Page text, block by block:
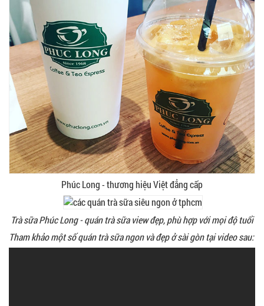
Phúc Long - thương hiệu Việt đẳng cấp
Trà sữa Phúc Long - quán trà sữa view đẹp, phù hợp với mọi độ tuổi
Tham khảo một số quán trà sữa ngon và đẹp ở sài gòn tại video sau: